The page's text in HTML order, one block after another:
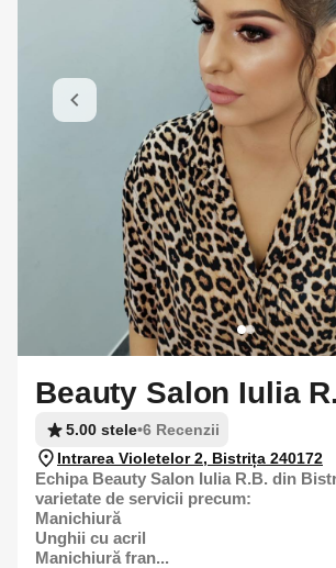
Beauty Salon Iulia
5.00 stele•6 Recenzii
Intrarea Violetelor 2, Bistrița 240172
Echipa Beauty Salon Iulia R.B. din
varietate de servicii precum:
Manichiură
Unghii cu acril
Manichiură fran...